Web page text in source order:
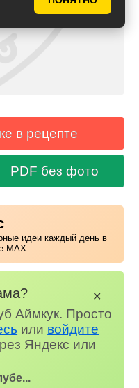
в рецепте
PDF без фото
идеи каждый день в
MAX
Аймкук. Просто
или войдите
Яндекс или
✕